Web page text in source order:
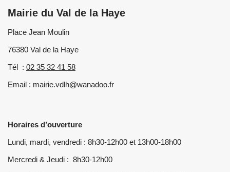
Mairie du Val de la Haye
Place Jean Moulin
76380 Val de la Haye
Tél : 02 35 32 41 58
Email : mairie.vdlh@wanadoo.fr
Horaires d’ouverture
Lundi, mardi, vendredi : 8h30-12h00 et 13h00-18h00
Mercredi & Jeudi : 8h30-12h00